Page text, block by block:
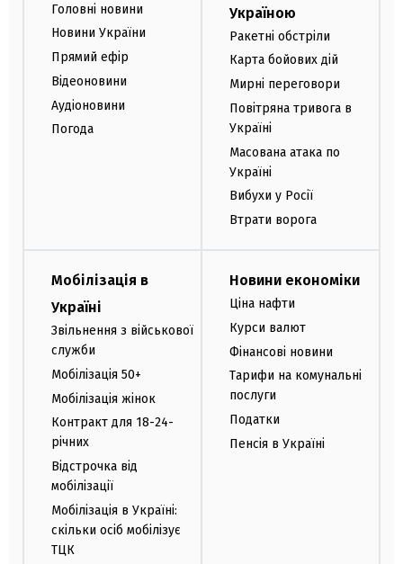
Головні новини
Новини України
Прямий ефір
Відеоновини
Аудіоновини
Погода
Україною
Ракетні обстріли
Карта бойових дій
Мирні переговори
Повітряна тривога в
Україні
Масована атака по
Україні
Вибухи у Росії
Втрати ворога
Мобілізація в
Україні
Звільнення з військової
служби
Мобілізація 50+
Мобілізація жінок
Контракт для 18-24-
річних
Відстрочка від
мобілізації
Мобілізація в Україні:
скільки осіб мобілізує
ТЦК
Новини економіки
Ціна нафти
Курси валют
Фінансові новини
Тарифи на комунальні
послуги
Податки
Пенсія в Україні